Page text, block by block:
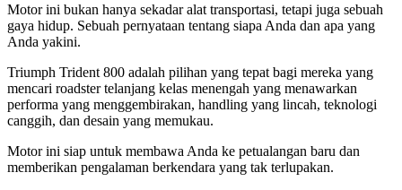
Motor ini bukan hanya sekadar alat transportasi, tetapi juga sebuah
gaya hidup. Sebuah pernyataan tentang siapa Anda dan apa yang
Anda yakini.
Triumph Trident 800 adalah pilihan yang tepat bagi mereka yang
mencari roadster telanjang kelas menengah yang menawarkan
performa yang menggembirakan, handling yang lincah, teknologi
canggih, dan desain yang memukau.
Motor ini siap untuk membawa Anda ke petualangan baru dan
memberikan pengalaman berkendara yang tak terlupakan.